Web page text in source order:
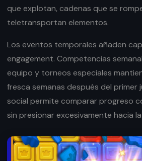
que explotan, cadenas que se
teletransportan elementos.
Los eventos temporales añaden
engagement. Competencias
equipo y torneos especiales
fresca semanas después del primer
social permite comparar progreso
sin presionar excesivamente hacia